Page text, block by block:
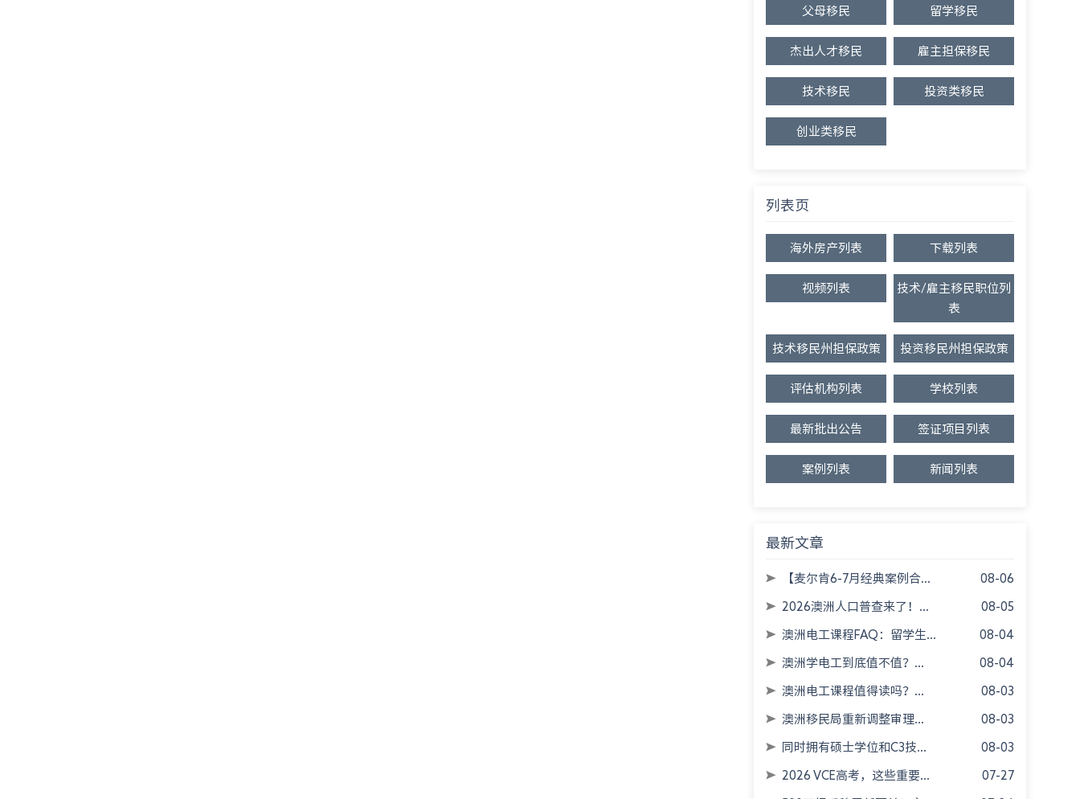
父母移民 留学移民
杰出人才移民 雇主担保移民
技术移民 投资类移民
创业类移民
列表页
海外房产列表 下载列表
视频列表
技术/雇主移民职位列
表
技术移民州担保政策 投资移民州担保政策
评估机构列表 学校列表
最新批出公告 签证项目列表
案例列表 新闻列表
最新文章
【麦尔肯6-7月经典案例合... 08-06
2026澳洲人口普查来了！... 08-05
澳洲电工课程FAQ：留学生... 08-04
澳洲学电工到底值不值？... 08-04
澳洲电工课程值得读吗？... 08-03
澳洲移民局重新调整审理... 08-03
同时拥有硕士学位和C3技... 08-03
2026 VCE高考，这些重要... 07-27